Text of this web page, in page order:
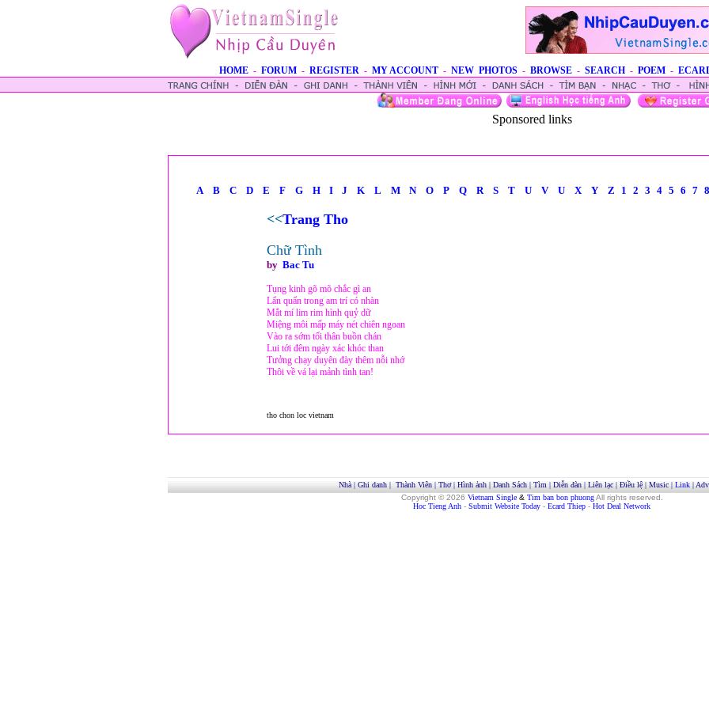
HOME - FORUM - REGISTER - MY ACCOUNT - NEW PHOTOS - BROWSE - SEARCH - POEM -
Sponsored links
A B C D E F G H I J K L M N O P Q R S T U V U X Y Z 1 2 3 4 5 6 7 8
<<Trang Tho
Chữ Tình
by Bac Tu
Tụng kinh gõ mõ chắc gì an
Lẩn quẩn trong am trí có nhàn
Mắt mí lim rim hình quỷ dữ
Miệng môi mấp máy nét chiên ngoan
Vào ra sớm tối thân buồn chán
Lui tới đêm ngày xác khóc than
Tưởng chạy duyên đày thêm nỗi nhớ
Thôi về vá lại mảnh tình tan!
tho chon loc vietnam
Nhà| Ghi danh| Thành Viên| Thơ| Hình ảnh| Danh Sách| Tìm | Diễn đàn| Liên lạc| Điều lệ| Music| Link|
Copyright © 2026 Vietnam Single& Tim ban bon phuong All rights reserved.
Hoc Tieng Anh - Submit Website Today - Ecard Thiep - Hot Deal Network